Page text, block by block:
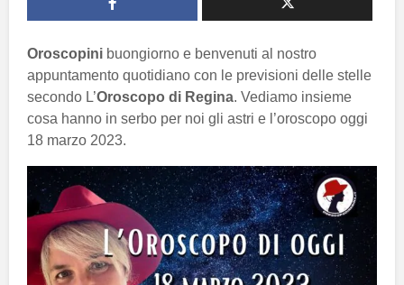
Oroscopini buongiorno e benvenuti al nostro
appuntamento quotidiano con le previsioni delle stelle
secondo L’Oroscopo di Regina. Vediamo insieme
cosa hanno in serbo per noi gli astri e l’oroscopo oggi
18 marzo 2023.